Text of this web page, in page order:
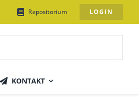
Repositorium LOGIN
KONTAKT